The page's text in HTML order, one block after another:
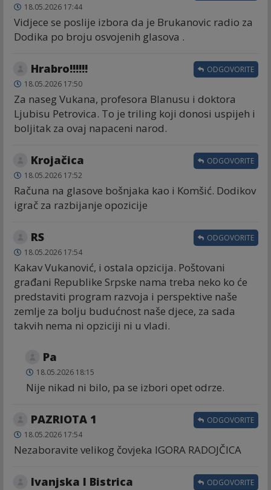
18.05.2026 17:44
Vidjece se poslije izbora da je Brukanovic radio za
Dodika po broju osvojenih glasova .
Hrabro!!!!!!
18.05.2026 17:50
Za naseg Vukana, profesora Blanusu i doktora
Ljubisu Petrovica. To je triling koji donosi uspijeh i
boljitak za ovaj napaceni narod.
ODGOVORITE
Krojačica
18.05.2026 17:52
Računa na glasove bošnjaka kao i Komšić. Dodikov
igrač za razbijanje opozicije
ODGOVORITE
RS
18.05.2026 17:54
Kakav Vukanović, i ostala opzicija. Poštovani
građani Republike Srpske nama treba neko ko će
predstaviti program razvoja i perspektive naše
zemlje za bolju budućnost naše djece, za sada
takvih nema ni opziciji ni u vladi.
ODGOVORITE
Pa
18.05.2026 18:15
Nije nikad ni bilo, pa se izbori opet odrze.
PAZRIOTA 1
18.05.2026 17:54
Nezaboravite velikog čovjeka IGORA RADOJČICA
ODGOVORITE
Ivanjska I Bistrica ODGOVORITE